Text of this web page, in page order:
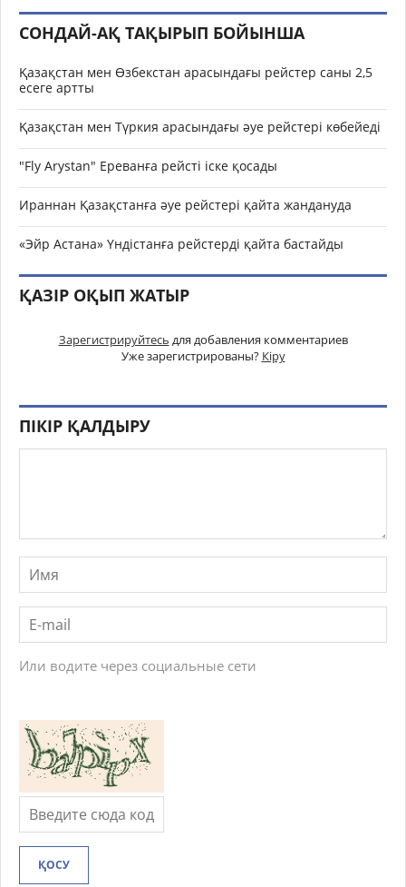
СОНДАЙ-АҚ ТАҚЫРЫП БОЙЫНША
Қазақстан мен Өзбекстан арасындағы рейстер саны 2,5
есеге артты
Қазақстан мен Түркия арасындағы әуе рейстері көбейеді
"Fly Arystan" Ереванға рейсті іске қосады
Ираннан Қазақстанға әуе рейстері қайта жандануда
«Эйр Астана» Үндістанға рейстерді қайта бастайды
ҚАЗІР ОҚЫП ЖАТЫР
Зарегистрируйтесь для добавления комментариев
Уже зарегистрированы? Кіру
ПІКІР ҚАЛДЫРУ
Или водите через социальные сети
ҚОСУ